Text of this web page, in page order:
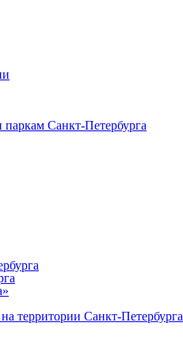
Санкт‑Петербурга
территории Санкт‑Петербурга